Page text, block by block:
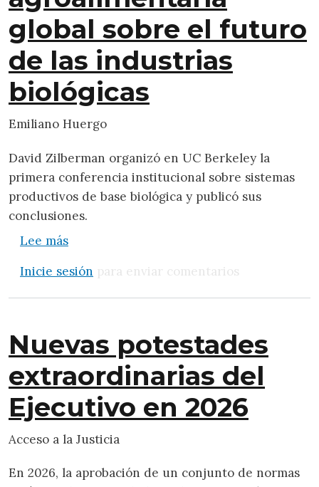
global sobre el futuro
de las industrias
biológicas
Emiliano Huergo
David Zilberman organizó en UC Berkeley la
primera conferencia institucional sobre sistemas
productivos de base biológica y publicó sus
conclusiones.
Lee mássobre El fin de la duda tecnológica: qué
Inicie sesión para enviar comentarios
Nuevas potestades
extraordinarias del
Ejecutivo en 2026
Acceso a la Justicia
En 2026, la aprobación de un conjunto de normas